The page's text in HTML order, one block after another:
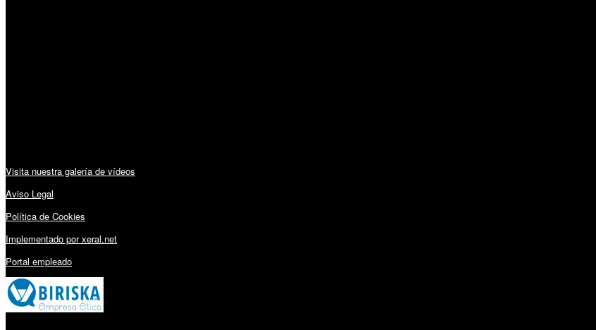
Visita nuestra galería de vídeos
Aviso Legal
Política de Cookies
Implementado por xeral.net
Portal empleado